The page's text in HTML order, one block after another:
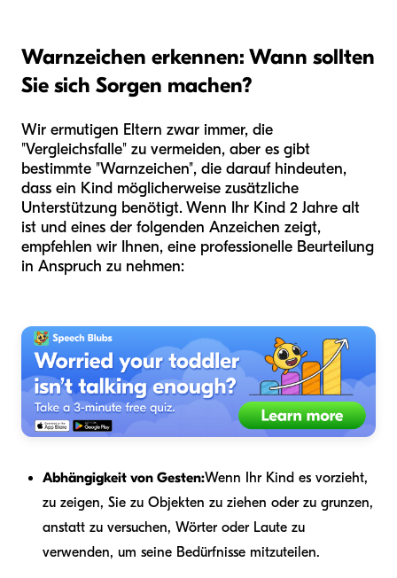
Warnzeichen erkennen: Wann sollten
Sie sich Sorgen machen?
Wir ermutigen Eltern zwar immer, die
"Vergleichsfalle" zu vermeiden, aber es gibt
bestimmte "Warnzeichen", die darauf hindeuten,
dass ein Kind möglicherweise zusätzliche
Unterstützung benötigt. Wenn Ihr Kind 2 Jahre alt
ist und eines der folgenden Anzeichen zeigt,
empfehlen wir Ihnen, eine professionelle Beurteilung
in Anspruch zu nehmen:
Abhängigkeit von Gesten:Wenn Ihr Kind es vorzieht,
zu zeigen, Sie zu Objekten zu ziehen oder zu grunzen,
anstatt zu versuchen, Wörter oder Laute zu
verwenden, um seine Bedürfnisse mitzuteilen.